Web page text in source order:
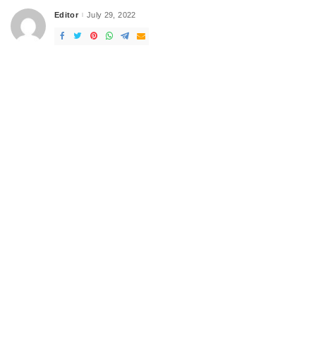
Posted
Editor July 29, 2022